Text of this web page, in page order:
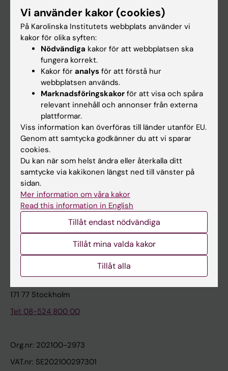
Ladok
Canvas
Schema
Studentmejlen
Kurs- och programwebbar
Student på KI
Medarbetare
Medarbetarportalen
Kontakta och besök KI
Universitetsbiblioteket
Stöd forskning och utbildning
Karolinska Institutet Innovation
Kontakta presstjänsten
Karolinska Institutet
171 77 Stockholm
Tel: 08-524 800 00
Org.nr: 202100-2973
VAT.nr: SE202100297301
Vi använder kakor (cookies)
På Karolinska Institutets webbplats använder vi
kakor för olika syften:
Nödvändiga kakor för att webbplatsen ska
fungera korrekt.
Kakor för analys för att förstå hur
webbplatsen används.
Marknadsföringskakor för att visa och spåra
relevant innehåll och annonser från externa
plattformar.
Viss information kan överföras till länder utanför EU.
Genom att samtycka godkänner du att vi sparar
cookies.
Du kan när som helst ändra eller återkalla ditt
samtycke via kakikonen längst ned till vänster på
sidan.
Mer information om våra kakor
Read this information in English
Tillåt endast nödvändiga
Tillåt mina valda kakor
Tillåt alla